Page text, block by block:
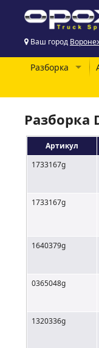
Ваш город
Разборка
Разборка
Артикул
1733167g
1733167g
1640379g
0365048g
1320336g